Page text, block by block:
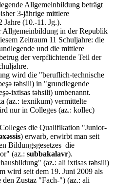
Allgemeinbildung beträgt
3-jährige mittlere
(10.-11. Jg.).
Allgemeinbildung in der Republik
Zeitraum 11 Schuljahre: die
und die mittlere
der verpflichtende Teil der
wird die "beruflich-technische
təhsili) in "grundlegende
ixtisas təhsili) umbenannt.
(az.: texnikum) vermittelte
nur in Colleges (az.: kollec)
die Qualifikation "Junior-
) erwarb, erwirbt man seit
Bildungsgesetzes die
(az.: subbakalavr).
(az.: ali ixtisas təhsili)
wird seit dem 19. Juni 2009 als
Zustaz "Fach-") (az.: ali